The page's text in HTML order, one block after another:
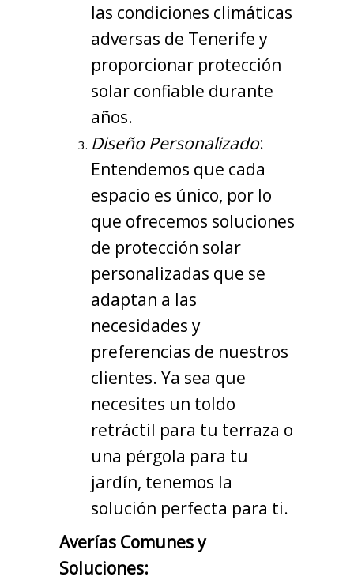
las condiciones climáticas
adversas de Tenerife y
proporcionar protección
solar confiable durante
años.
Diseño Personalizado:
Entendemos que cada
espacio es único, por lo
que ofrecemos soluciones
de protección solar
personalizadas que se
adaptan a las
necesidades y
preferencias de nuestros
clientes. Ya sea que
necesites un toldo
retráctil para tu terraza o
una pérgola para tu
jardín, tenemos la
solución perfecta para ti.
Averías Comunes y
Soluciones: